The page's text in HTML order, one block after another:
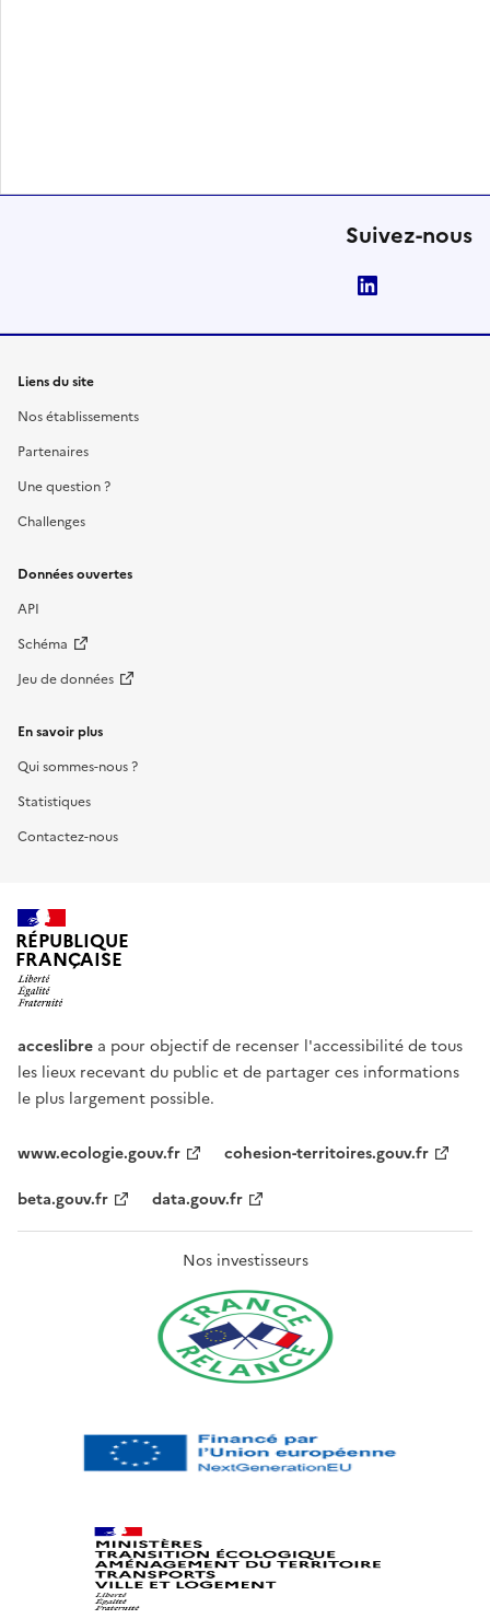
Suivez-nous
Liens du site
Nos établissements
Partenaires
Une question ?
Challenges
Données ouvertes
API
Schéma
Jeu de données
En savoir plus
Qui sommes-nous ?
Statistiques
Contactez-nous
RÉPUBLIQUE
FRANÇAISE
acceslibre a pour objectif de recenser l'accessibilité de tous
les lieux recevant du public et de partager ces informations
le plus largement possible.
www.ecologie.gouv.fr
cohesion-territoires.gouv.fr
beta.gouv.fr
data.gouv.fr
Nos investisseurs